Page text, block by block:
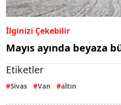
İlginizi Çekebilir
Mayıs ayında beyaza
Etiketler
Sivas Van altın